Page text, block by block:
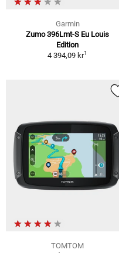
Garmin
Zumo 396Lmt-S Eu Louis
Edition
4 394,09 kr1
TOMTOM